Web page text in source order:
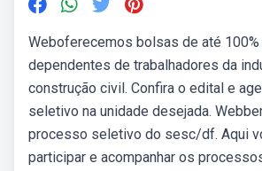
Weboferecemos bolsas de até 100%
dependentes de trabalhadores da
construção civil. Confira o edital e
seletivo na unidade desejada.
processo seletivo do sesc/df. Aqui
participar e acompanhar os